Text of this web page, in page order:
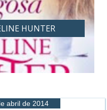
HUNTER
abril de 2014